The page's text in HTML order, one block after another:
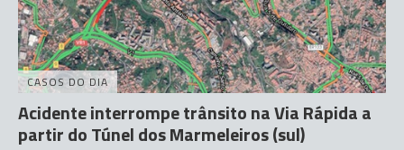
CASOS DO DIA
Acidente interrompe trânsito na Via Rápida a
partir do Túnel dos Marmeleiros (sul)